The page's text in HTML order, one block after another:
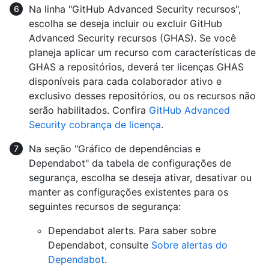
Na linha "GitHub Advanced Security recursos",
escolha se deseja incluir ou excluir GitHub
Advanced Security recursos (GHAS). Se você
planeja aplicar um recurso com características de
GHAS a repositórios, deverá ter licenças GHAS
disponíveis para cada colaborador ativo e
exclusivo desses repositórios, ou os recursos não
serão habilitados. Confira GitHub Advanced
Security cobrança de licença.
Na seção "Gráfico de dependências e
Dependabot" da tabela de configurações de
segurança, escolha se deseja ativar, desativar ou
manter as configurações existentes para os
seguintes recursos de segurança:
Dependabot alerts. Para saber sobre
Dependabot, consulte Sobre alertas do
Dependabot.